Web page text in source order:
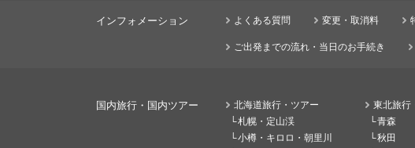
インフォメーション よくある質問 変更・取消料
ご出発までの流れ・当日のお手続き
国内旅行・国内ツアー
北海道旅行・ツアー
札幌・定山渓
小樽・キロロ・朝里川
東北旅行
青森
秋田